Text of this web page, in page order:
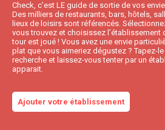
Check, c’est LE guide de sortie de vos
Des milliers de restaurants, bars, hôtels,
lieux de loisirs sont référencés.
vous trouvez et choisissez l’établissement
tour est joué ! Vous avez une envie
plat que vous aimeriez dégustez ? Tapez-
recherche et laissez-vous tenter par un
apparait.
Ajouter votre établissement